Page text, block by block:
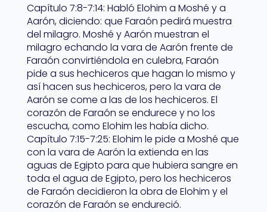
Capítulo 7:8-7:14: Habló Elohim a Moshé y a
Aarón, diciendo: que Faraón pedirá muestra
del milagro. Moshé y Aarón muestran el
milagro echando la vara de Aarón frente de
Faraón convirtiéndola en culebra, Faraón
pide a sus hechiceros que hagan lo mismo y
así hacen sus hechiceros, pero la vara de
Aarón se come a las de los hechiceros. El
corazón de Faraón se endurece y no los
escucha, como Elohim les había dicho.
Capítulo 7:15-7:25: Elohim le pide a Moshé que
con la vara de Aarón la extienda en las
aguas de Egipto para que hubiera sangre en
toda el agua de Egipto, pero los hechiceros
de Faraón decidieron la obra de Elohim y el
corazón de Faraón se endureció.